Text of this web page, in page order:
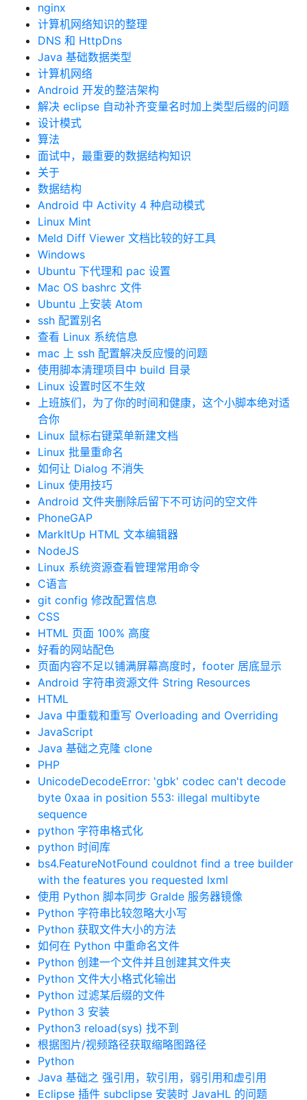
nginx
计算机网络知识的整理
DNS 和 HttpDns
Java 基础数据类型
计算机网络
Android 开发的整洁架构
解决 eclipse 自动补齐变量名时加上类型后缀的问题
设计模式
算法
面试中，最重要的数据结构知识
关于
数据结构
Android 中 Activity 4 种启动模式
Linux Mint
Meld Diff Viewer 文档比较的好工具
Windows
Ubuntu 下代理和 pac 设置
Mac OS bashrc 文件
Ubuntu 上安装 Atom
ssh 配置别名
查看 Linux 系统信息
mac 上 ssh 配置解决反应慢的问题
使用脚本清理项目中 build 目录
Linux 设置时区不生效
上班族们，为了你的时间和健康，这个小脚本绝对适
合你
Linux 鼠标右键菜单新建文档
Linux 批量重命名
如何让 Dialog 不消失
Linux 使用技巧
Android 文件夹删除后留下不可访问的空文件
PhoneGAP
MarkItUp HTML 文本编辑器
NodeJS
Linux 系统资源查看管理常用命令
C语言
git config 修改配置信息
CSS
HTML 页面 100% 高度
好看的网站配色
页面内容不足以铺满屏幕高度时，footer 居底显示
Android 字符串资源文件 String Resources
HTML
Java 中重载和重写 Overloading and Overriding
JavaScript
Java 基础之克隆 clone
PHP
UnicodeDecodeError: 'gbk' codec can't decode
byte 0xaa in position 553: illegal multibyte
sequence
python 字符串格式化
python 时间库
bs4.FeatureNotFound couldnot find a tree builder
with the features you requested lxml
使用 Python 脚本同步 Gralde 服务器镜像
Python 字符串比较忽略大小写
Python 获取文件大小的方法
如何在 Python 中重命名文件
Python 创建一个文件并且创建其文件夹
Python 文件大小格式化输出
Python 过滤某后缀的文件
Python 3 安装
Python3 reload(sys) 找不到
根据图片/视频路径获取缩略图路径
Python
Java 基础之 强引用，软引用，弱引用和虚引用
Eclipse 插件 subclipse 安装时 JavaHL 的问题